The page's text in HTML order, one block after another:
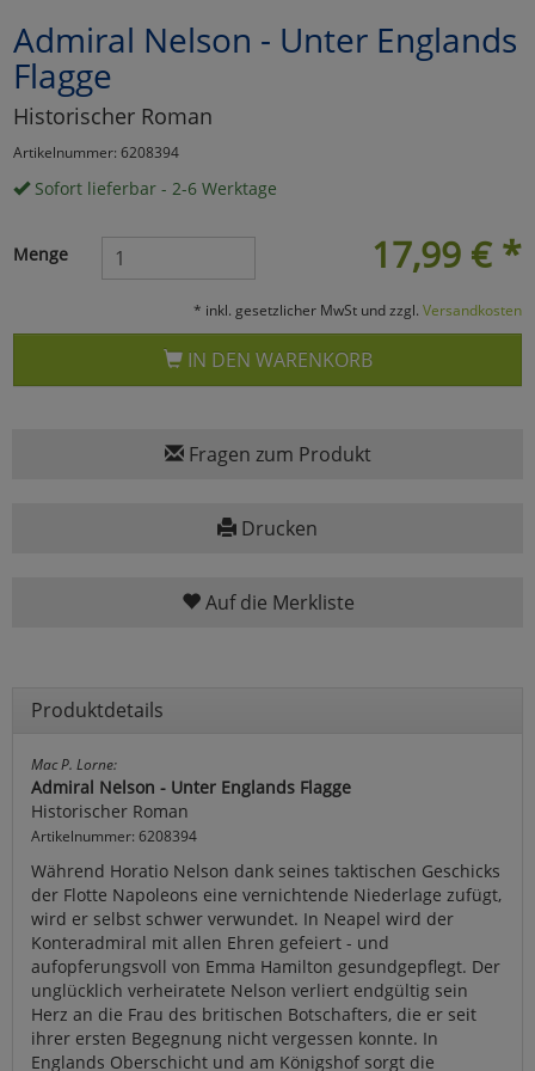
Admiral Nelson - Unter Englands
Flagge
Historischer Roman
Artikelnummer: 6208394
Sofort lieferbar - 2-6 Werktage
17,99 € *
Menge
* inkl. gesetzlicher MwSt und zzgl. Versandkosten
IN DEN WARENKORB
Fragen zum Produkt
Drucken
Auf die Merkliste
Produktdetails
Mac P. Lorne:
Admiral Nelson - Unter Englands Flagge
Historischer Roman
Artikelnummer: 6208394
Während Horatio Nelson dank seines taktischen Geschicks
der Flotte Napoleons eine vernichtende Niederlage zufügt,
wird er selbst schwer verwundet. In Neapel wird der
Konteradmiral mit allen Ehren gefeiert - und
aufopferungsvoll von Emma Hamilton gesundgepflegt. Der
unglücklich verheiratete Nelson verliert endgültig sein
Herz an die Frau des britischen Botschafters, die er seit
ihrer ersten Begegnung nicht vergessen konnte. In
Englands Oberschicht und am Königshof sorgt die
Marketing
Umfragetools
Cookies
Alle Akzeptieren
Einstellungen speichern
zurückzu Haupptseite